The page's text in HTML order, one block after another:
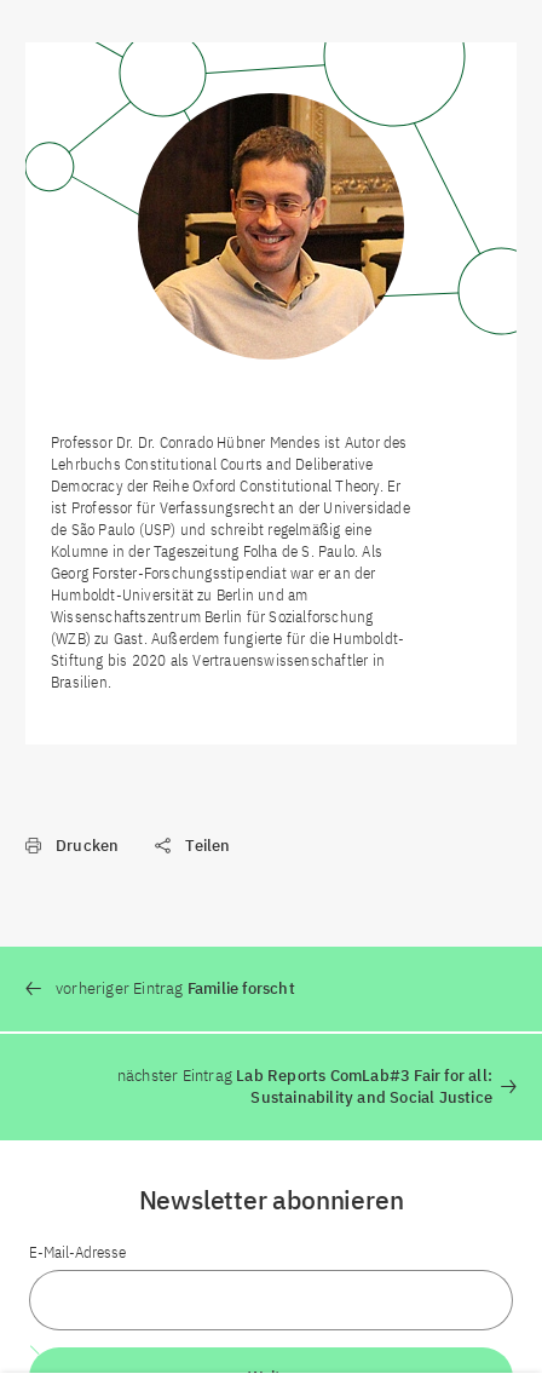
Professor Dr. Dr. Conrado Hübner Mendes ist Autor des
Lehrbuchs Constitutional Courts and Deliberative
Democracy der Reihe Oxford Constitutional Theory. Er
ist Professor für Verfassungsrecht an der Universidade
de São Paulo (USP) und schreibt regelmäßig eine
Kolumne in der Tageszeitung Folha de S. Paulo. Als
Georg Forster-Forschungsstipendiat war er an der
Humboldt-Universität zu Berlin und am
Wissenschaftszentrum Berlin für Sozialforschung
(WZB) zu Gast. Außerdem fungierte für die Humboldt-
Stiftung bis 2020 als Vertrauenswissenschaftler in
Brasilien.
Drucken Teilen
vorheriger Eintrag Familie forscht
nächster Eintrag Lab Reports ComLab#3 Fair for all:
Sustainability and Social Justice
Newsletter abonnieren
E-Mail-Adresse
Weiter